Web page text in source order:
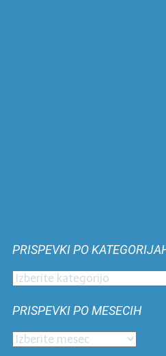
PRISPEVKI PO
Prispevki
kategorijah
PRISPEVKI PO MESECIH
Prispevki